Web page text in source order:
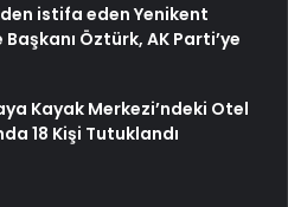
istifa eden Yenikent
Başkanı Öztürk, AK Parti’ye
Kayak Merkezi’ndeki Otel
18 Kişi Tutuklandı